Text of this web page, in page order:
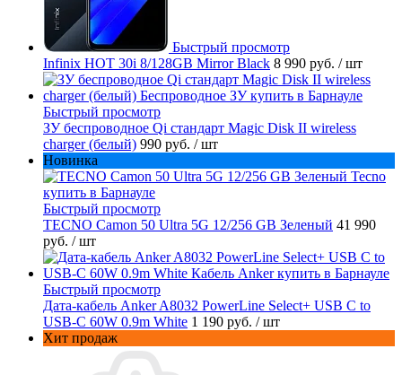
Быстрый просмотр
Infinix HOT 30i 8/128GB Mirror Black 8 990 руб. / шт
Быстрый просмотр
ЗУ беспроводное Qi стандарт Magic Disk II wireless
charger (белый) 990 руб. / шт
Новинка
Быстрый просмотр
TECNO Camon 50 Ultra 5G 12/256 GB Зеленый 41 990
руб. / шт
Быстрый просмотр
Дата-кабель Anker A8032 PowerLine Select+ USB C to
USB-C 60W 0.9m White 1 190 руб. / шт
Хит продаж